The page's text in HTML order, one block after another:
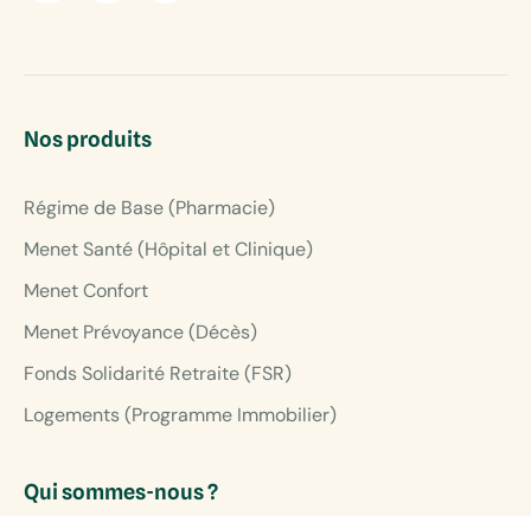
Nos produits
Régime de Base (Pharmacie)
Menet Santé (Hôpital et Clinique)
Menet Confort
Menet Prévoyance (Décès)
Fonds Solidarité Retraite (FSR)
Logements (Programme Immobilier)
Qui sommes-nous ?